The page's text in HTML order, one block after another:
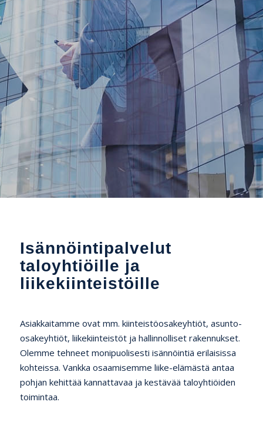
Isännöintipalvelut
taloyhtiöille ja
liikekiinteistöille
Asiakkaitamme ovat mm. kiinteistöosakeyhtiöt, asunto-
osakeyhtiöt, liikekiinteistöt ja hallinnolliset rakennukset.
Olemme tehneet monipuolisesti isännöintiä erilaisissa
kohteissa. Vankka osaamisemme liike-elämästä antaa
pohjan kehittää kannattavaa ja kestävää taloyhtiöiden
toimintaa.